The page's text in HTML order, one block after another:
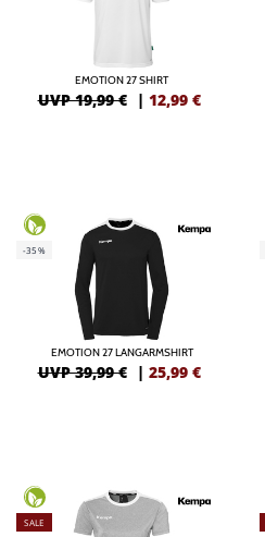
EMOTION 27 SHIRT
UVP 19,99 € | 12,99 €
-35%
EMOTION 27 LANGARMSHIRT
UVP 39,99 € | 25,99 €
SALE